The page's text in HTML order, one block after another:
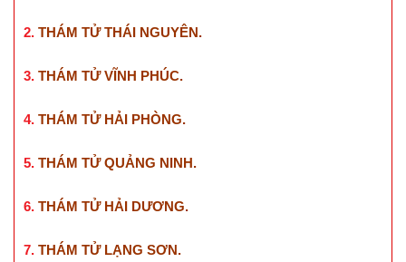
2. THÁM TỬ THÁI NGUYÊN.
3. THÁM TỬ VĨNH PHÚC.
4. THÁM TỬ HẢI PHÒNG.
5. THÁM TỬ QUẢNG NINH.
6. THÁM TỬ HẢI DƯƠNG.
7. THÁM TỬ LẠNG SƠN.